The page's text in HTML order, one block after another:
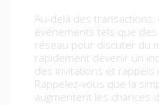
Au-delà des transactions,
événements tels que
réseau pour discuter du
rapidement devenir un
des invitations et rappels
Rappelez-vous que la
augmentent les chances